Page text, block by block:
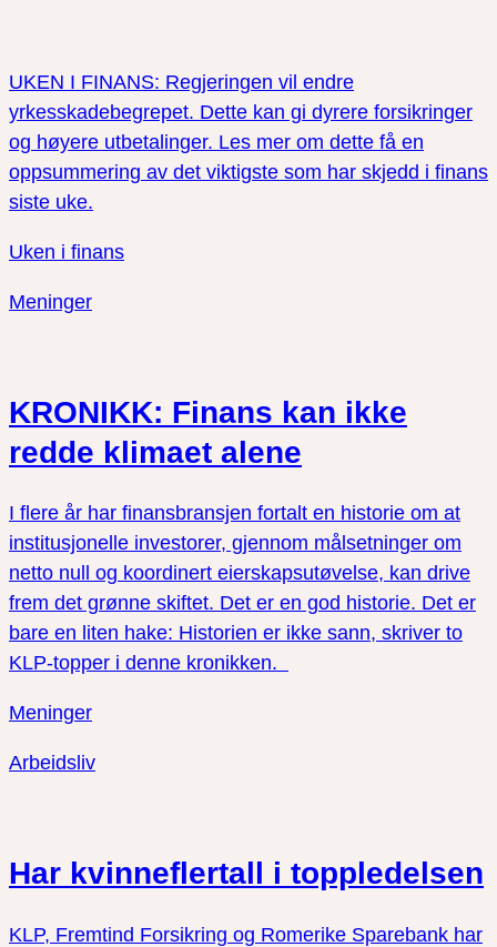
UKEN I FINANS: Regjeringen vil endre
yrkesskadebegrepet. Dette kan gi dyrere forsikringer
og høyere utbetalinger. Les mer om dette få en
oppsummering av det viktigste som har skjedd i finans
siste uke.
Uken i finans
Meninger
KRONIKK: Finans kan ikke
redde klimaet alene
I flere år har finansbransjen fortalt en historie om at
institusjonelle investorer, gjennom målsetninger om
netto null og koordinert eierskapsutøvelse, kan drive
frem det grønne skiftet. Det er en god historie. Det er
bare en liten hake: Historien er ikke sann, skriver to
KLP-topper i denne kronikken.
Meninger
Arbeidsliv
Har kvinneflertall i toppledelsen
KLP, Fremtind Forsikring og Romerike Sparebank har